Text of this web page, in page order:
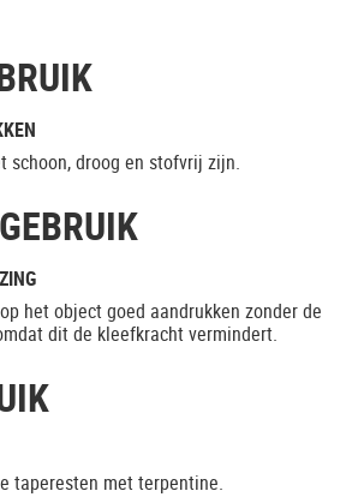
schoon, droog en stofvrij zijn.
het object goed aandrukken zonder de
dit de kleefkracht vermindert.
taperesten met terpentine.